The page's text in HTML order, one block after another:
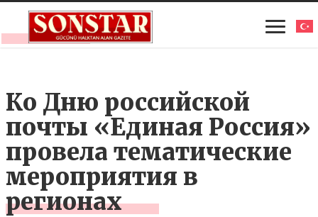
Ко Дню российской
почты «Единая Россия»
провела тематические
мероприятия в
регионах